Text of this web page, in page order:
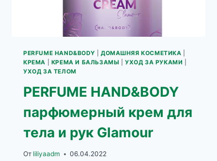
PERFUME HAND&BODY ДОМАШНЯЯ КОСМЕТИКА
КРЕМА
КРЕМА И БАЛЬЗАМЫ |УХОД ЗА РУКАМИ
УХОД ЗА ТЕЛОМ
PERFUME HAND&BODY
парфюмерный крем для
тела и рук Glamour
От liliyaadm 06.04.2022